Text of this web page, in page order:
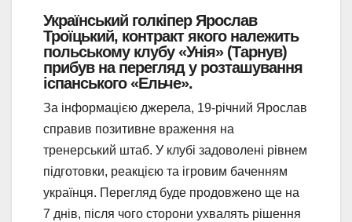
Український голкіпер Ярослав
Троїцький, контракт якого належить
польському клубу «Унія» (Тарнув)
прибув на перегляд у розташування
іспанського «Ельче».
За інформацією джерела, 19-річний Ярослав
справив позитивне враження на
тренерський штаб. У клубі задоволені рівнем
підготовки, реакцією та ігровим баченням
українця. Перегляд буде продовжено ще на
7 днів, після чого сторони ухвалять рішення